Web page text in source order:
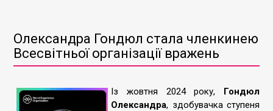
Олександра Гондюл стала членкинею
Всесвітньої організації вражень
Із жовтня 2024 року, Гондюл
Олександра, здобувачка ступеня